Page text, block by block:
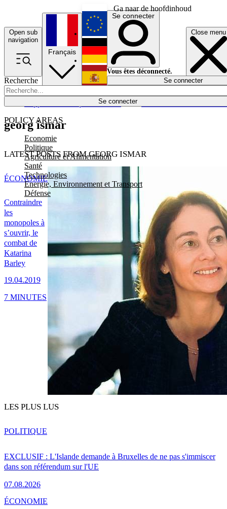
Ga naar de hoofdinhoud
Open sub
navigation
Close menu
Recherche
Se connecter
POLICY AREAS
Economie
Politique
Agriculture et Alimentation
Santé
Technologies
Energie, Environnement et Transport
Défense
Économie
Français
English
Deutsch
Español
Se connecter
Vous êtes déconnecté.
Se connecter
georg ismar
LATEST POSTS FROM GEORG ISMAR
Contraindre
les
monopoles à
s’ouvrir, le
combat de
Katarina
Barley
19.04.2019
ÉCONOMIE
7 MINUTES
LES PLUS LUS
EXCLUSIF : L'Islande demande à Bruxelles de ne pas s'immiscer
dans son référendum sur l'UE
07.08.2026
POLITIQUE
ÉCONOMIE